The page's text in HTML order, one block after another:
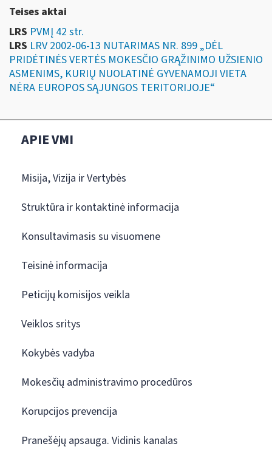
Teises aktai
LRS PVMĮ 42 str.
LRS LRV 2002-06-13 NUTARIMAS NR. 899 „DĖL
PRIDĖTINĖS VERTĖS MOKESČIO GRĄŽINIMO UŽSIENIO
ASMENIMS, KURIŲ NUOLATINĖ GYVENAMOJI VIETA
NĖRA EUROPOS SĄJUNGOS TERITORIJOJE“
APIE VMI
Misija, Vizija ir Vertybės
Struktūra ir kontaktinė informacija
Konsultavimasis su visuomene
Teisinė informacija
Peticijų komisijos veikla
Veiklos sritys
Kokybės vadyba
Mokesčių administravimo procedūros
Korupcijos prevencija
Pranešėjų apsauga. Vidinis kanalas